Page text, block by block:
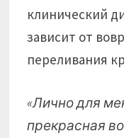
клинический
зависит от
переливания
«Лично для
прекрасная